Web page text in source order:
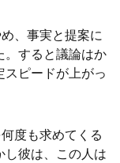
、事実と提案に
。すると議論はか
スピードが上がっ
度も求めてくる
し彼は、この人は